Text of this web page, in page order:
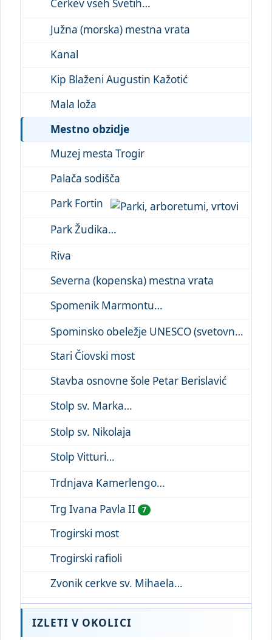
Cerkev vseh Svetih
Južna (morska) mestna vrata
Kanal
Kip Blaženi Augustin Kažotić
Mala loža
Mestno obzidje
Muzej mesta Trogir
Palača sodišča
Park Fortin
Park Žudika
Riva
Severna (kopenska) mestna vrata
Spomenik Marmontu
Spominsko obeležje UNESCO (svetovna dediščina)
Stari Čiovski most
Stavba osnovne šole Petar Berislavić
Stolp sv. Marka
Stolp sv. Nikolaja
Stolp Vitturi
Trdnjava Kamerlengo
Trg Ivana Pavla II
7
Trogirski most
Trogirski rafioli
Zvonik cerkve sv. Mihaela
IZLETI V OKOLICI